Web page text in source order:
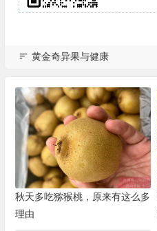
黄金奇异果与健康
秋天多吃猕猴桃，原来有这么多
理由